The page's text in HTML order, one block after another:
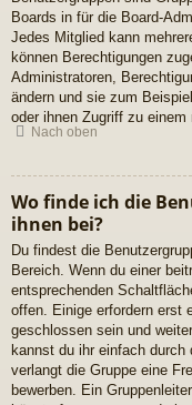
Boards in für die Board-
Jedes Mitglied kann
können Berechtigungen
Administratoren,
ändern und sie zum
oder ihnen Zugriff zu einem
Nach oben
Wo finde ich die
ihnen bei?
Du findest die
Bereich. Wenn du einer
entsprechenden
offen. Einige erfordern erst
geschlossen sein und
kannst du ihr einfach
verlangt die Gruppe eine
bewerben. Ein